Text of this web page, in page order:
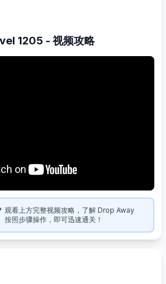
1205 - 视频攻略
观看上方完整视频攻略，了解 Drop Away
照步骤操作，即可迅速通关！